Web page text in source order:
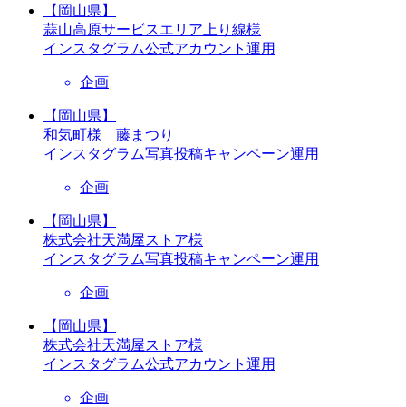
【岡山県】
蒜山高原サービスエリア上り線様
インスタグラム公式アカウント運用
企画
【岡山県】
和気町様 藤まつり
インスタグラム写真投稿キャンペーン運用
企画
【岡山県】
株式会社天満屋ストア様
インスタグラム写真投稿キャンペーン運用
企画
【岡山県】
株式会社天満屋ストア様
インスタグラム公式アカウント運用
企画